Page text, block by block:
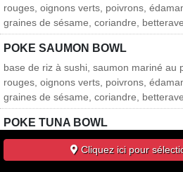
rouges, oignons verts, poivrons,
graines de sésame, coriandre,
POKE SAUMON BOWL
base de riz à sushi, saumon mariné au
rouges, oignons verts, poivrons,
graines de sésame, coriandre,
POKE TUNA BOWL
base de riz à sushi, thon mariné au
d’épinards, mangue, oignons rouges,
Cliquez ici pour